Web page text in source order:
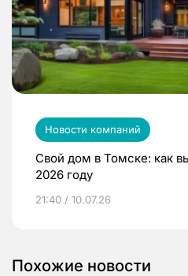
Новости компаний
Свой дом в Томске: как
2026 году
21:40 / 10.07.26
Похожие новости